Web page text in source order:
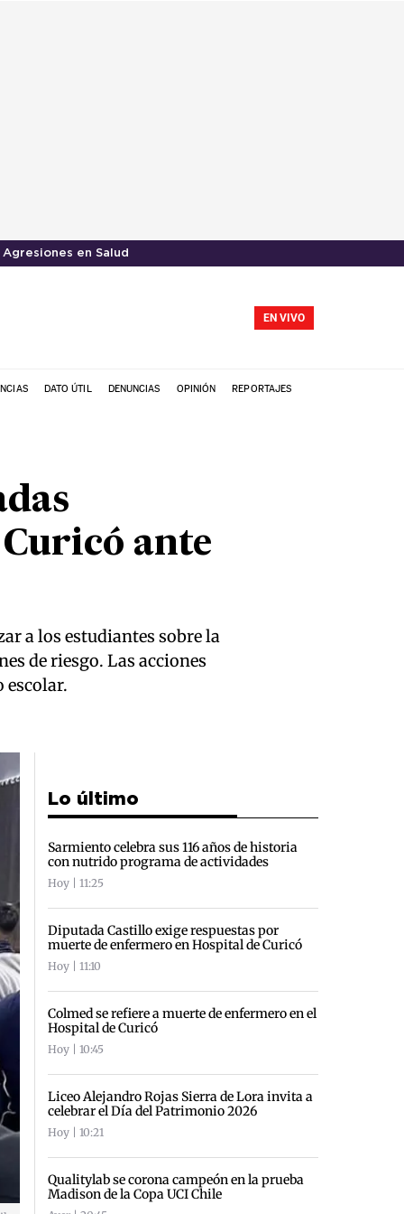
Agresiones en Salud
EN VIVO
DATO ÚTIL DENUNCIAS OPINIÓN REPORTAJES
ante
a los estudiantes sobre la
de riesgo. Las acciones
escolar.
Lo último
Sarmiento celebra sus 116 años de historia
con nutrido programa de actividades
Hoy | 11:25
Diputada Castillo exige respuestas por
muerte de enfermero en Hospital de Curicó
Hoy | 11:10
Colmed se refiere a muerte de enfermero en el
Hospital de Curicó
Hoy | 10:45
Liceo Alejandro Rojas Sierra de Lora invita a
celebrar el Día del Patrimonio 2026
Hoy | 10:21
Qualitylab se corona campeón en la prueba
Madison de la Copa UCI Chile